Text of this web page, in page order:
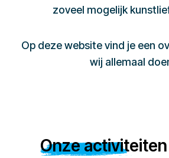
zoveel mogelijk
Op deze website vind je een
wij allemaal
Onze activiteiten